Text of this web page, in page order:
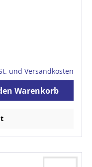
und Versandkosten
Warenkorb